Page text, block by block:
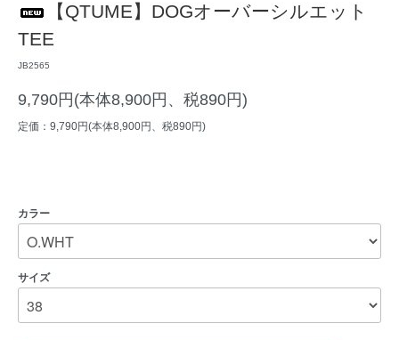
【QTUME】DOGオーバーシルエット
TEE
JB2565
9,790円(本体8,900円、税890円)
定価：9,790円(本体8,900円、税890円)
カラー
サイズ